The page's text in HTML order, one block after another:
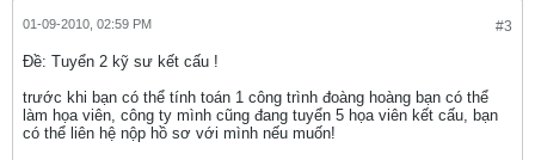
#3
01-09-2010, 02:59 PM
Ðề: Tuyển 2 kỹ sư kết cấu !
trước khi bạn có thể tính toán 1 công trình đoàng hoàng bạn có thể
làm họa viên, công ty mình cũng đang tuyển 5 họa viên kết cấu, bạn
có thể liên hệ nộp hồ sơ với mình nếu muốn!